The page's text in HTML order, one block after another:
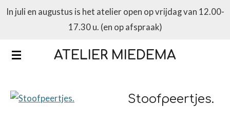
Ga
de
ATELIER MIEDEMA
In juli en augustus is het atelier open op vrijdag van 12.00-
17.30 u. (en op afspraak)
Stoofpeertjes.